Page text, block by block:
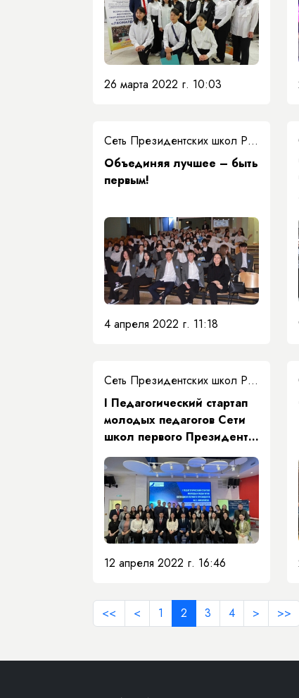
26 марта 2022 г. 10:03
Сеть Президентских школ РС(Я)
Объединяя лучшее – быть
первым!
4 апреля 2022 г. 11:18
Сеть Президентских школ РС(Я)
I Педагогический стартап
молодых педагогов Сети
школ первого Президента
РС(Я) М.Е. Николаева
«Полет к звездам»
12 апреля 2022 г. 16:46
<< < 1 2 3 4 > >>